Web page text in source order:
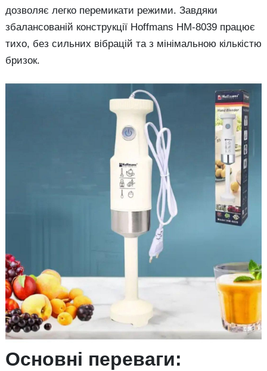
дозволяє легко перемикати режими. Завдяки
збалансованій конструкції Hoffmans HM-8039 працює
тихо, без сильних вібрацій та з мінімальною кількістю
бризок.
Основні переваги: